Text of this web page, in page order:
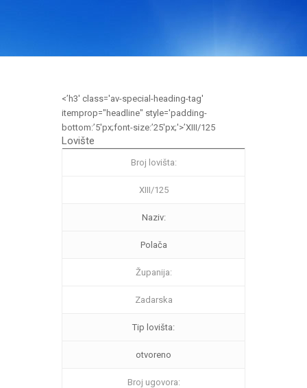
<’h3′ class='av-special-heading-tag'
itemprop="headline" style='padding-
bottom:’5′px;font-size:’25′px;'>’XIII/125
Lovište
Broj lovišta:
XIII/125
Naziv:
Polača
Županija:
Zadarska
Tip lovišta:
otvoreno
Broj ugovora: